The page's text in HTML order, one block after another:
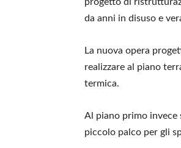
da anni in disuso e
La nuova opera
realizzare al piano
termica.
Al piano primo invece
piccolo palco per gli